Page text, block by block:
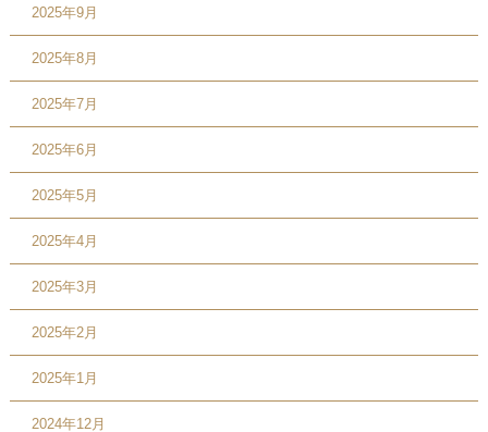
2025年9月
2025年8月
2025年7月
2025年6月
2025年5月
2025年4月
2025年3月
2025年2月
2025年1月
2024年12月